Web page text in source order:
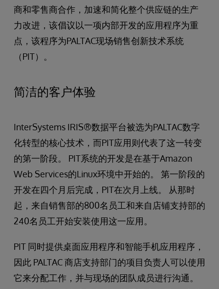
商和零售商合作，加速和简化整个供应链的生产
力改进，该倡议以一项内部开发的应用程序为重
点，该程序为PALTAC现场销售创新技术系统
（PIT）。
简洁的客户体验
InterSystems IRIS®数据平台被选为PALTAC数字
化转型的核心技术，而PIT应用则代表了这一转变
的第一阶段。 PIT系统的开发是在基于Amazon
Web Services的Linux环境中开始的。 第一阶段的
开发在四个月后完成，PIT在次月上线。 从那时
起，来自销售部的800名员工和来自店铺支持部的
240名员工开始安装使用这一应用。
PIT 同时提供桌面应用程序和智能手机应用程序，
因此 PALTAC 商店支持部门的项目负责人可以使用
它来分配工作，并与现场的团队成员进行沟通。